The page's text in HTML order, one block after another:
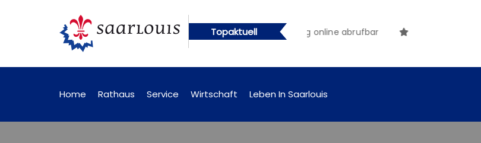
Topaktuell
abrufbar Öffentliche Bekanntmachungen künftig online abrufbar
Home Rathaus Service Wirtschaft Leben In Saarlouis